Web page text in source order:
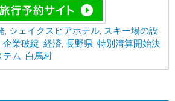
, シェイクスピアホテル, スキー場の設
企業破綻, 経済, 長野県, 特別清算開始決
テム, 白馬村